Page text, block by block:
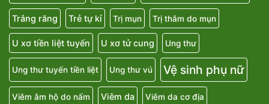
Trắng răng Trẻ tự kỉ Trị mụn Trị thâm do mụn
U xơ tiền liệt tuyến U xơ tử cung Ung thư
Ung thư tuyến tiền liệt Ung thư vú Vệ sinh phụ nữ
Viêm âm hộ do nấm Viêm da Viêm da cơ địa